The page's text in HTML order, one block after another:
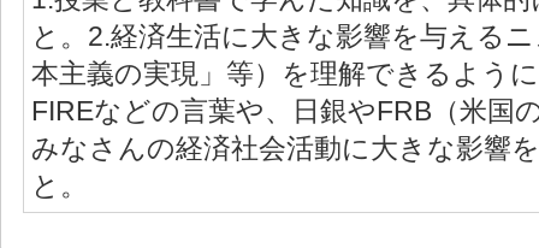
と。2.経済生活に大きな影響を与える
本主義の実現」等）を理解できるよう
FIREなどの言葉や、日銀やFRB（米国
みなさんの経済社会活動に大きな影響
と。